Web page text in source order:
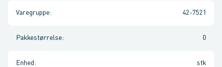
Varegruppe: 42-7521
Pakkestørrelse: 0
Enhed : stk